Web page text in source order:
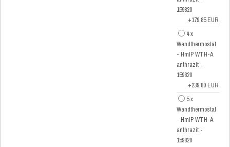
159820
+179,85 EUR
4 x
Wandthermostat
- HmIP WTH-A
anthrazit -
159820
+239,80 EUR
5 x
Wandthermostat
- HmIP WTH-A
anthrazit -
159820